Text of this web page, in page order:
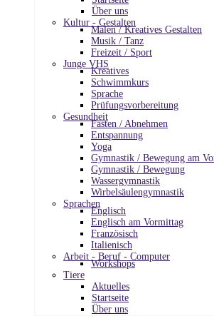
Über uns
Kultur - Gestalten
Malen / Kreatives Gestalten
Musik / Tanz
Freizeit / Sport
Junge VHS
Kreatives
Schwimmkurs
Sprache
Prüfungsvorbereitung
Gesundheit
Fasten / Abnehmen
Entspannung
Yoga
Gymnastik / Bewegung am
Gymnastik / Bewegung
Wassergymnastik
Wirbelsäulengymnastik
Sprachen
Englisch
Englisch am Vormittag
Französisch
Italienisch
Arbeit - Beruf - Computer
Workshops
Tiere
Aktuelles
Startseite
Über uns